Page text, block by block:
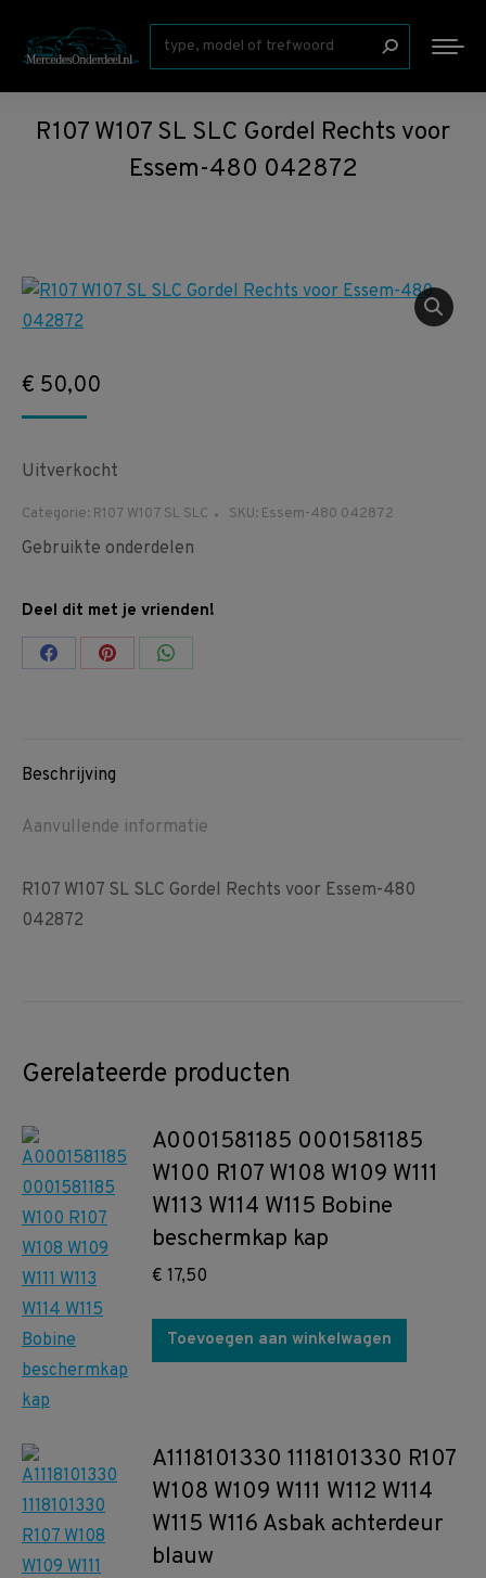
Zoeken:
R107 W107 SL SLC Gordel Rechts voor
Essem-480 042872
€ 50,00
Uitverkocht
Categorie: R107 W107 SL SLC SKU: Essem-480 042872
Gebruikte onderdelen
Deel dit met je vrienden!
Share Share Share
Beschrijving
Aanvullende informatie
R107 W107 SL SLC Gordel Rechts voor Essem-480
042872
Gerelateerde producten
A0001581185 0001581185
W100 R107 W108 W109 W111
W113 W114 W115 Bobine
beschermkap kap
€ 17,50
Toevoegen aan winkelwagen
A1118101330 1118101330 R107
W108 W109 W111 W112 W114
W115 W116 Asbak achterdeur
blauw